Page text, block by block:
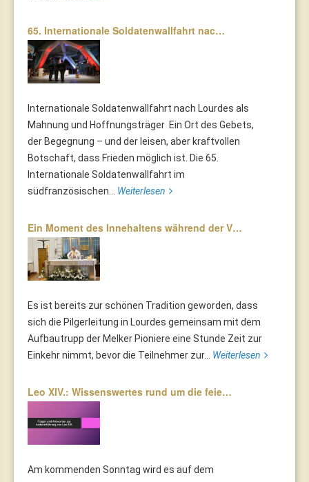
65. Internationale Soldatenwallfahrt nac…
Internationale Soldatenwallfahrt nach Lourdes als
Mahnung und Hoffnungsträger Ein Ort des Gebets,
der Begegnung – und der leisen, aber kraftvollen
Botschaft, dass Frieden möglich ist. Die 65.
Internationale Soldatenwallfahrt im
südfranzösischen... Weiterlesen
Ein Moment des Innehaltens während der V…
Es ist bereits zur schönen Tradition geworden, dass
sich die Pilgerleitung in Lourdes gemeinsam mit dem
Aufbautrupp der Melker Pioniere eine Stunde Zeit zur
Einkehr nimmt, bevor die Teilnehmer zur... Weiterlesen
Leo XIV.: Wissenswertes rund um die feie…
Am kommenden Sonntag wird es auf dem